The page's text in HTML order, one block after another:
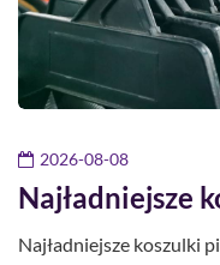
2026-08-08
Najładniejsze
Najładniejsze koszulki